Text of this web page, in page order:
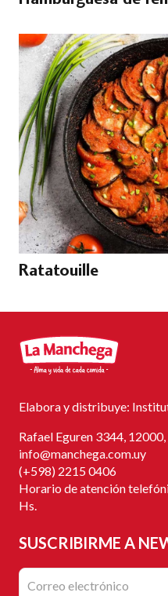
Ratatouille
Elabora y distribuye:
Rafael Eguren 3344,
info@manchega.com.uy
(+598) 2215 0406
Horario de atención
Hs.
SUSCRIBIRME A